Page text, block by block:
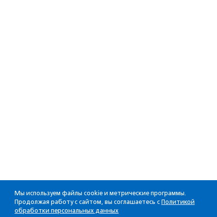
Мы используем файлы cookie и метрические программы.
Продолжая работу с сайтом, вы соглашаетесь с Политикой
обработки персональных данных